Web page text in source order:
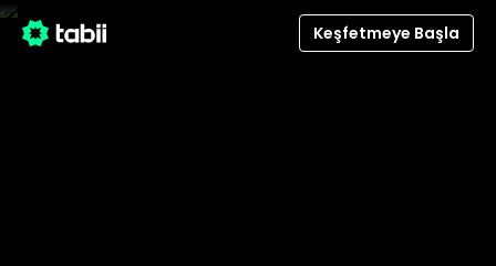
Keşfetmeye Başla